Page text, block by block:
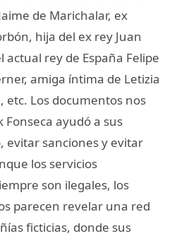
de Marichalar, ex
hija del ex rey Juan
rey de España Felipe
amiga íntima de Letizia
etc. Los documentos nos
Fonseca ayudó a sus
evitar sanciones y evitar
los servicios
son ilegales, los
parecen revelar una red
ficticias, donde sus